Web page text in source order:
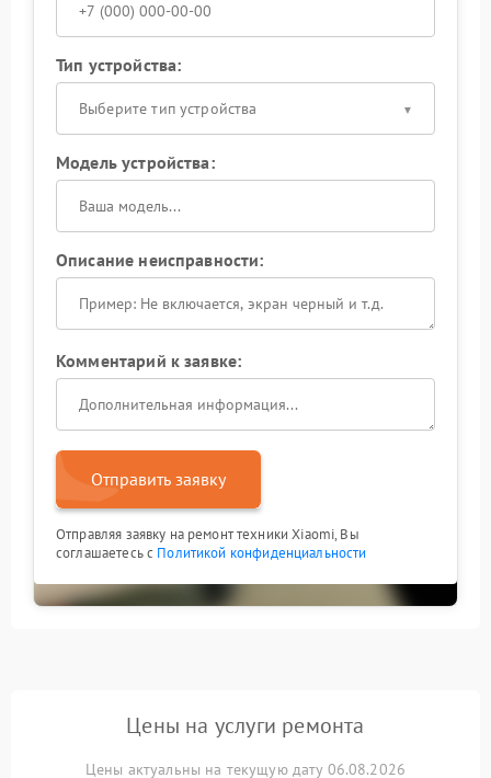
Тип устройства:
Выберите тип устройства
Модель устройства:
Описание неисправности:
Комментарий к заявке:
Отправить заявку
Отправляя заявку на ремонт техники Xiaomi, Вы
соглашаетесь с Политикой конфиденциальности
Цены на услуги ремонта
Цены актуальны на текущую дату 06.08.2026